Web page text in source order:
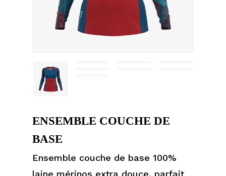
ENSEMBLE COUCHE DE
BASE
Ensemble couche de base 100%
laine mérinos extra douce, parfait